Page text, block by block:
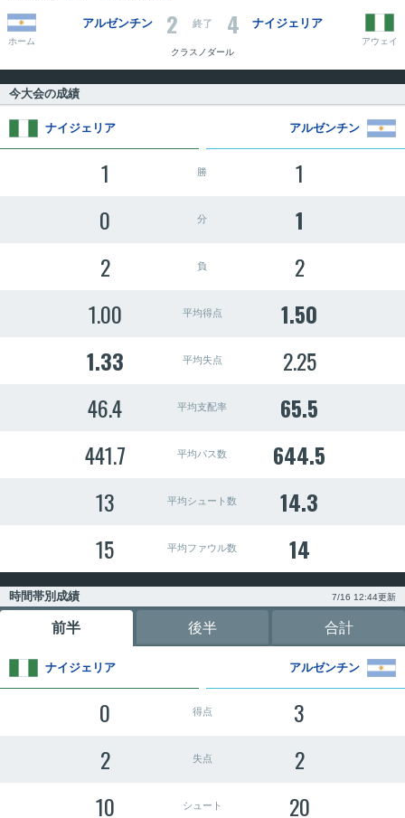
ホーム
アルゼンチン 2 終了 4 ナイジェリア
アウェイ
クラスノダール
今大会の成績
ナイジェリア アルゼンチン
1 勝
1
0
分
1
2
負
2
1.00
平均得点
1.50
1.33
平均失点
2.25
46.4
平均支配率
65.5
441.7
平均パス数
644.5
13
平均シュート数
14.3
15
平均ファウル数 14
時間帯別成績 7/16 12:44更新
前半 後半 合計
ナイジェリア アルゼンチン
0 得点
3
2
失点
2
10
シュート 20